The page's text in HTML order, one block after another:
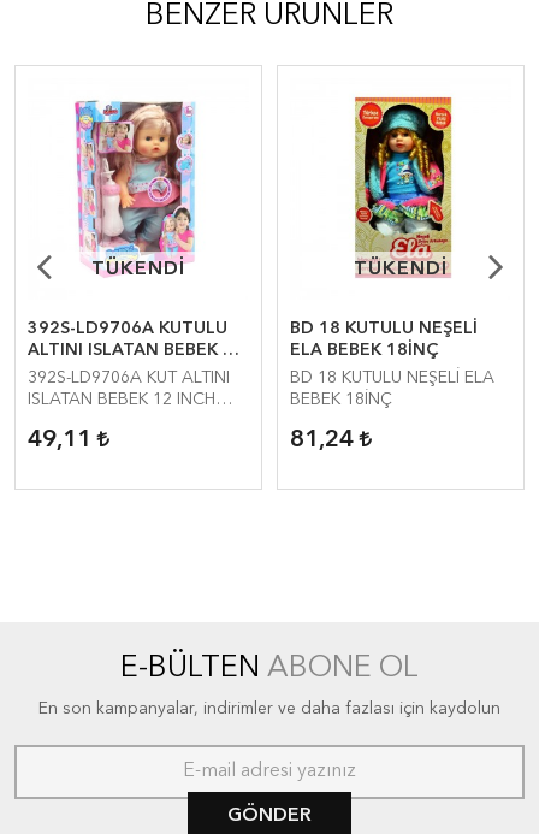
BENZER ÜRÜNLER
TÜKENDİ
TÜKENDİ
392S-LD9706A KUTULU
ALTINI ISLATAN BEBEK 12
INCH SESLİ
392S-LD9706A KUT ALTINI
ISLATAN BEBEK 12 INCH
49,11
TÜKENDİ
TÜKENDİ
BD 18 KUTULU NEŞELİ
ELA BEBEK 18İNÇ
BD 18 KUTULU NEŞELİ ELA
BEBEK 18İNÇ
81,24
E-BÜLTEN ABONE OL
En son kampanyalar, indirimler ve daha fazlası için kaydolun
GÖNDER